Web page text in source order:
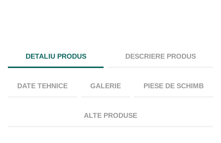
DETALIU PRODUS DESCRIERE PRODUS
DATE TEHNICE GALERIE PIESE DE SCHIMB
ALTE PRODUSE